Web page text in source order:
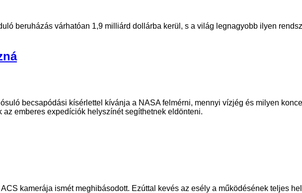
beruházás várhatóan 1,9 milliárd dollárba kerül, s a világ legnagyobb ilyen
becsapódási kísérlettel kívánja a NASA felmérni, mennyi vízjég és milyen
az emberes expedíciók helyszínét segíthetnek eldönteni.
kamerája ismét meghibásodott. Ezúttal kevés az esély a működésének teljes